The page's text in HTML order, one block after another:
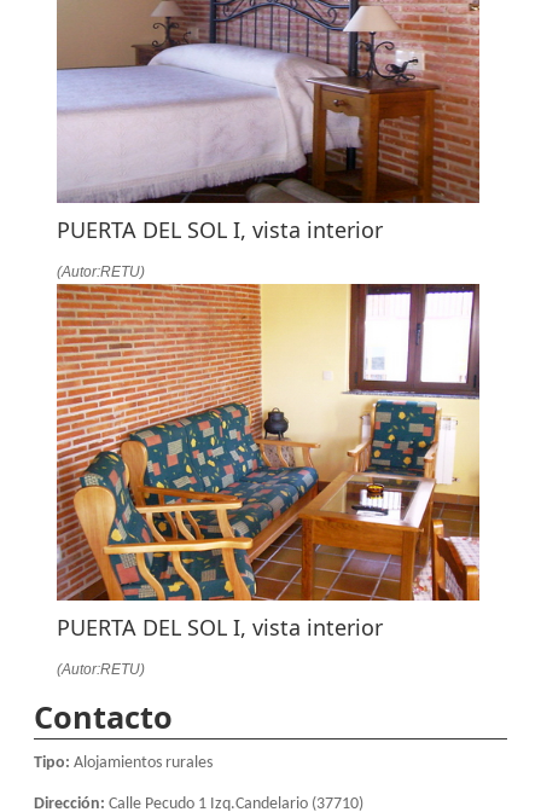
PUERTA DEL SOL I, vista interior
(Autor:RETU)
PUERTA DEL SOL I, vista interior
(Autor:RETU)
Contacto
Tipo:Alojamientos rurales
Dirección:Calle Pecudo 1 Izq.Candelario (37710)